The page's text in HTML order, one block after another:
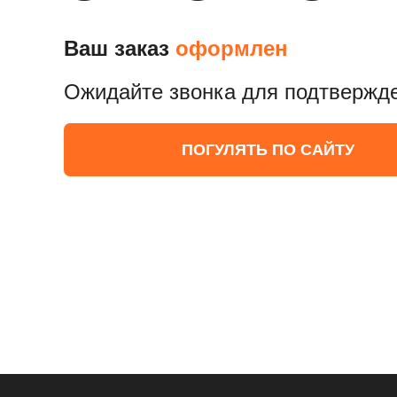
Ваш заказ оформлен
Ожидайте звонка для
ПОГУЛЯТЬ ПО САЙТУ